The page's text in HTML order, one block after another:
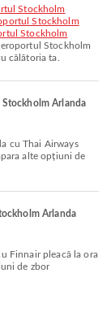
Stockholm
Stockholm
Stockholm
călătoria ta.
Stockholm Arlanda
alte opțiuni de
Arlanda
de zbor